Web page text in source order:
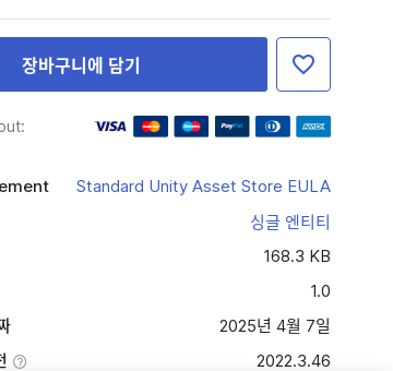
장바구니에 담기
Standard Unity Asset Store EULA
싱글 엔티티
168.3 KB
1.0
2025년 4월 7일
2022.3.46